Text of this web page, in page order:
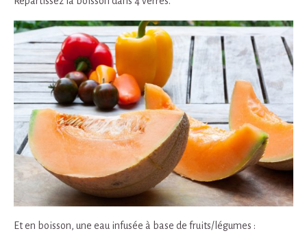
Et en boisson, une eau infusée à base de fruits/légumes :